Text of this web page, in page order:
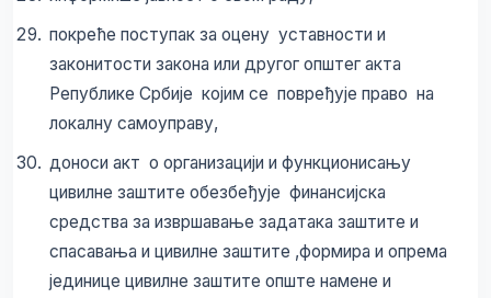
покреће поступак за оцену уставности и
законитости закона или другог општег акта
Републике Србије којим се повређује право на
локалну самоуправу,
доноси акт о организацији и функционисању
цивилне заштите обезбеђује финансијска
средства за извршавање задатака заштите и
спасавања и цивилне заштите ,формира и опрема
јединице цивилне заштите опште намене и